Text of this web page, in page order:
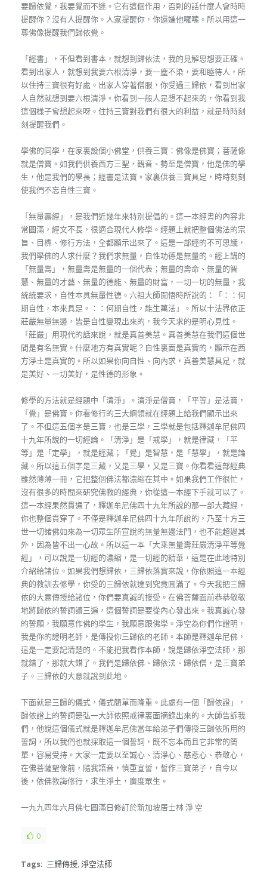
要歸依覺，我要覺而不迷。它有這個作用，否則的話什麼人會時時
提醒你？沒有人提醒你。人家提醒你，你還嫌他囉嗦。所以用這一
尊佛像提醒我們歸依覺。
「經書」，不但看到書本，就想到歸依法，我的見解思想要正確。
看到出家人，就想到我要六根清淨，要一塵不染，要和睦待人，所
以住持三寶很有好處。出家人穿著僧服，你受過三歸依，看到出家
人自然就想到要六根清淨。你看到一般人是想不起來的，你看到我
這個樣子會想起來呀。住持三寶對我們有很大的利益，就是時時刻
刻提醒我們。
學佛的同學，在家裏設個小佛堂，供養三寶：佛像是佛寶；菩薩像
就是僧寶。如我們供養西方三聖，觀音、勢至是僧寶，他是佛的學
生，他是我們的學長；經書是法寶。家裏供養三寶具足，時時刻刻
使我們不忘自性三寶。
「無量壽經」，是我們近幾年來特別提倡的。這一本經書的內容非
常圓滿，經文不長，很適合現代人修學。經題上就把整個佛法的宗
旨、目標、修行方法，全都顯示出來了。這是一部經的不可思議，
我們學佛的人求什麼？我們求無量，自性功德是無量的。經上講的
「無量壽」，無量壽是無量的一個代表；無量的壽命、無量的智
慧、無量的才藝、無量的德能、無量的財富，一切一切的無量，我
統統要求，自性本具無量性德。六祖大師開悟時所說的：「：：何
期自性，本來具足。：：何期自性，能生萬法」。所以十法界依正
莊嚴無量無邊，皆是自性變現出來的，我今天求的是明心見性。
「莊嚴」用現代的話來說，就是真善美慧。真善美慧在我們這個世
間是有名無實。什麼地方有真實呢？自性裏面是真實的，顯示在西
方淨土是真實的。所以如果你向自性、向內求，真善美慧具足，就
是美好、一切美好，是性德的形象。
修學的方法就是經題中「清淨」。清淨是僧寶，「平等」是法寶，
「覺」是佛寶。你看修行的三大綱領就在經題上給我們顯示出來
了。不但這五個字是三寶，也是三學，三學就是包括釋迦牟尼佛四
十九年所說的一切經論。「清淨」是「戒學」，就是律藏，「平
等」是「定學」，就是經藏；「覺」是智慧，是「慧學」，就是論
藏。所以這五個字是三藏，又是三學，又是三寶。你看看這部經典
雖然薄薄一冊，它把整個佛法都濃縮在其中。如果我們工作很忙，
沒有很多的時間來研究佛教的經典，你從這一本經下手就可以了。
這一本經果然貫通了，釋迦牟尼佛四十九年所說的那一部大藏經，
你也整個貫穿了。不僅是釋迦牟尼佛四十九年所說的，乃至十方三
世一切諸佛如來為一切眾生所宣說的無量無邊法門，也不能超過其
外，因為皆不出一心故。所以這一本「大乘無量壽莊嚴清淨平等覺
經」，可以說是一切經的濃縮，是一切經的精華，這是在此地特別
介紹給諸位。如果我們想歸依，三歸依落實來說，你依照這一本經
典的教訓去修學，你受的三歸依就達到究竟圓滿了。今天我把三歸
依的大意傳授給諸位，你們要真誠的接受。在佛菩薩面前恭恭敬敬
地將歸依的誓詞讀三遍，這個誓詞是要從內心發出來。我真誠心發
的誓願，我願意作佛的學生，我願意跟佛學。淨空為你們作證明，
我是你的證明老師，是傳授你三歸依的老師。本師是釋迦牟尼佛，
這是一定要記清楚的。不能把我看作本師，說是歸依淨空法師，那
就錯了，那就大錯了。我們是歸依佛、歸依法、歸依僧，是三寶弟
子。三歸依的大意就說到此地。
下面就是三歸的儀式，儀式簡單而隆重。此處有一個「歸依證」，
歸依證上的誓詞是弘一大師依照戒律裏面摘錄出來的。大師告訴我
們，他說這個儀式就是釋迦牟尼佛當年給弟子們傳授三歸依所用的
誓詞，所以我們也就採取這一個誓詞，既不忘本而且它非常的簡
單，容易受持。大家一定要以至誠心、清淨心、慈悲心、恭敬心，
在佛菩薩聖像前，隨我語音，慎重宣誓，誓作三寶弟子，自今以
後，依佛教誨修行，求生淨土，廣度眾生。
一九九四年六月佛七圓滿日修訂於新加坡居士林 淨 空
0
Tags: 三歸傳授,淨空法師